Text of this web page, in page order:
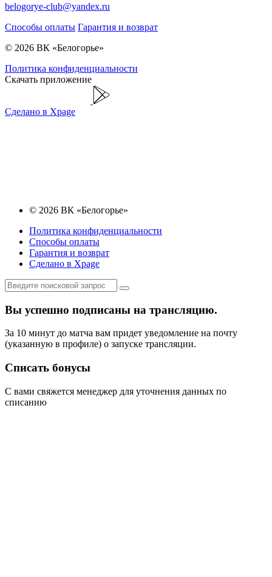
belogorye-club@yandex.ru
Способы оплаты Гарантия и возврат
© 2026 ВК «Белогорье»
Политика конфиденциальности
Скачать приложение
Сделано в Xpage
© 2026 ВК «Белогорье»
Политика конфиденциальности
Способы оплаты
Гарантия и возврат
Сделано в Xpage
Вы успешно подписаны на трансляцию.
За 10 минут до матча вам придет уведомление на почту
(указанную в профиле) о запуске трансляции.
Списать бонусы
С вами свяжется менеджер для уточнения данных по
списанию